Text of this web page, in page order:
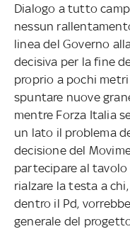
Dialogo a tutto
nessun
linea del Governo
decisiva per la fine
proprio a pochi
spuntare nuove
mentre Forza Italia
un lato il problema
decisione del
partecipare al
rialzare la testa a
dentro il Pd,
generale del